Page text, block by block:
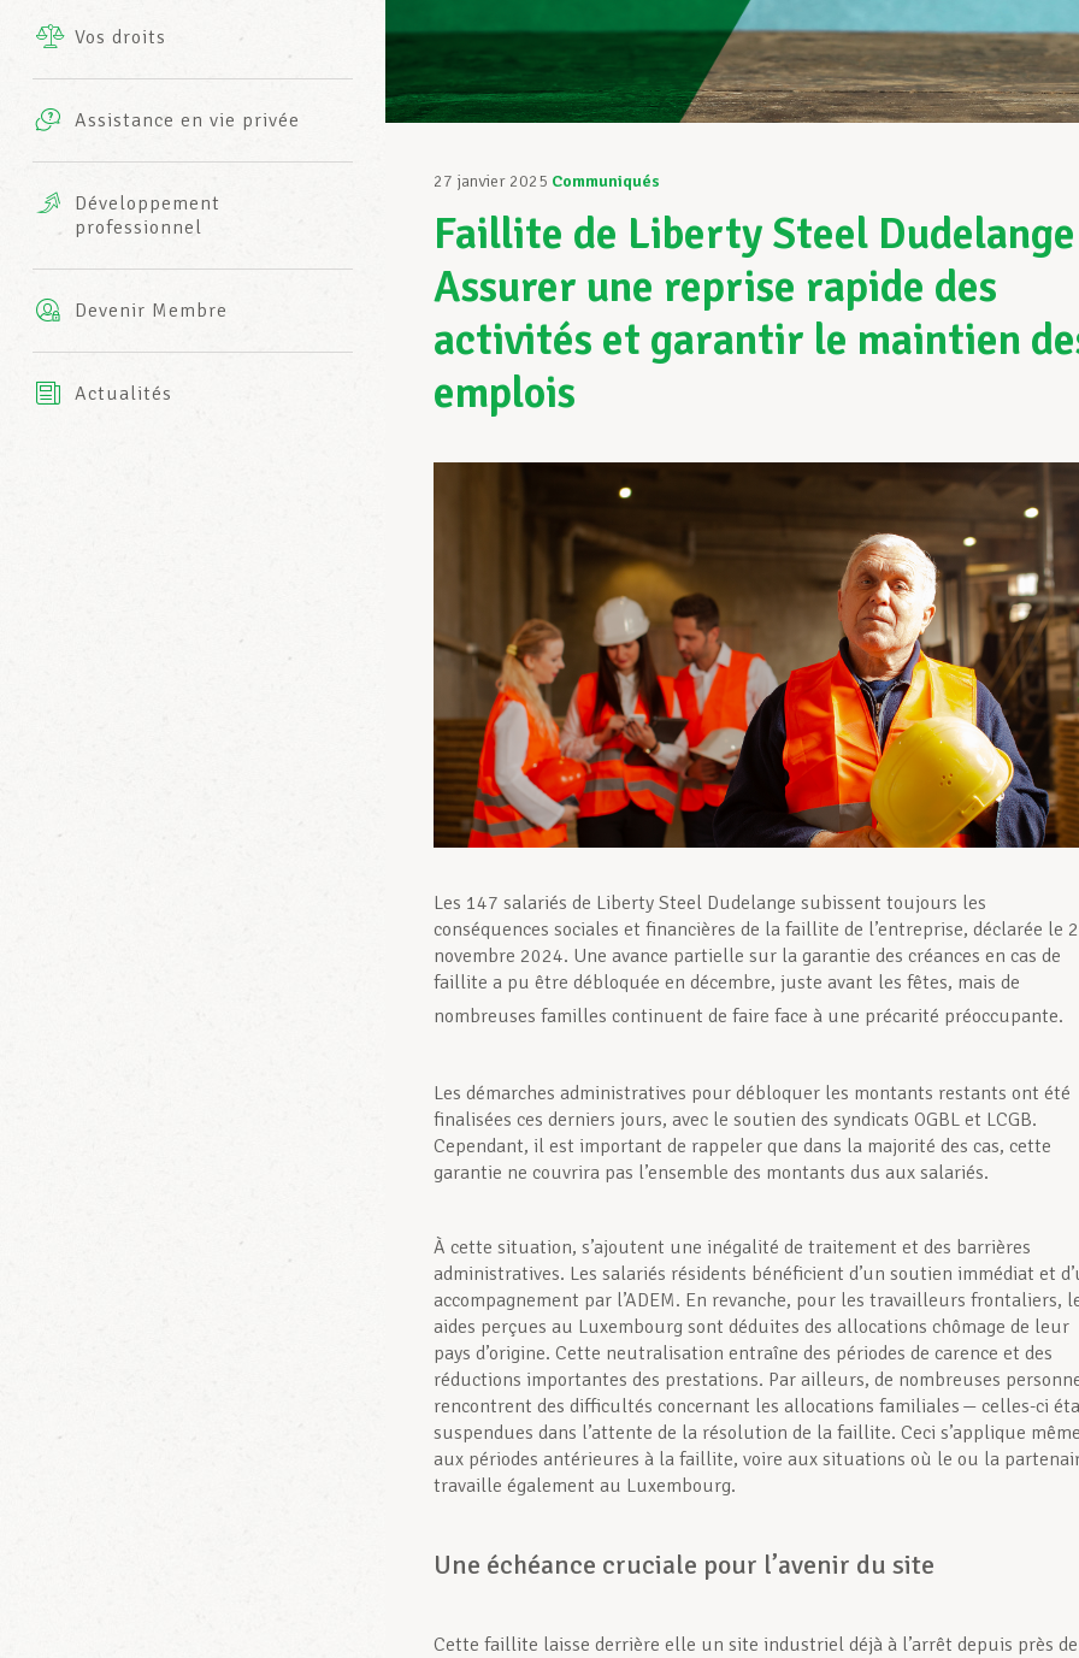
INFO-CENTER
Vos droits
Assistance en vie privée
complémentaires
AXA
Développement
professionnel
Devenir Membre
Actualités
27 janvier 2025 Communiqués
Faillite de Liberty Steel
Assurer une reprise rapide des
activités et garantir le maintien
emplois
Les 147 salariés de Liberty Steel Dudelange subissent toujours les
conséquences sociales et financières de la faillite de l’entreprise, déclarée le
novembre 2024. Une avance partielle sur la garantie des créances en cas de
faillite a pu être débloquée en décembre, juste avant les fêtes, mais de
nombreuses familles continuent de faire face à une précarité préoccupante.
Les démarches administratives pour débloquer les montants restants ont été
finalisées ces derniers jours, avec le soutien des syndicats OGBL et LCGB.
Cependant, il est important de rappeler que dans la majorité des cas, cette
garantie ne couvrira pas l’ensemble des montants dus aux salariés.
À cette situation, s’ajoutent une inégalité de traitement et des barrières
administratives. Les salariés résidents bénéficient d’un soutien immédiat et
accompagnement par l’ADEM. En revanche, pour les travailleurs frontaliers,
aides perçues au Luxembourg sont déduites des allocations chômage de leur
pays d’origine. Cette neutralisation entraîne des périodes de carence et des
réductions importantes des prestations. Par ailleurs, de nombreuses
rencontrent des difficultés concernant les allocations familiales — celles-ci
suspendues dans l’attente de la résolution de la faillite. Ceci s’applique
aux périodes antérieures à la faillite, voire aux situations où le ou la
travaille également au Luxembourg.
Une échéance cruciale pour l’avenir du site
Cette faillite laisse derrière elle un site industriel déjà à l’arrêt depuis près de